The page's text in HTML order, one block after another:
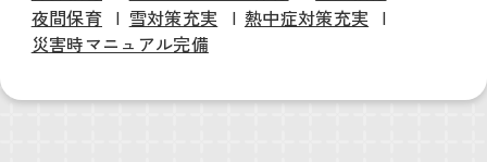
夜間保育
雪対策充実
熱中症対策充実
災害時マニュアル完備